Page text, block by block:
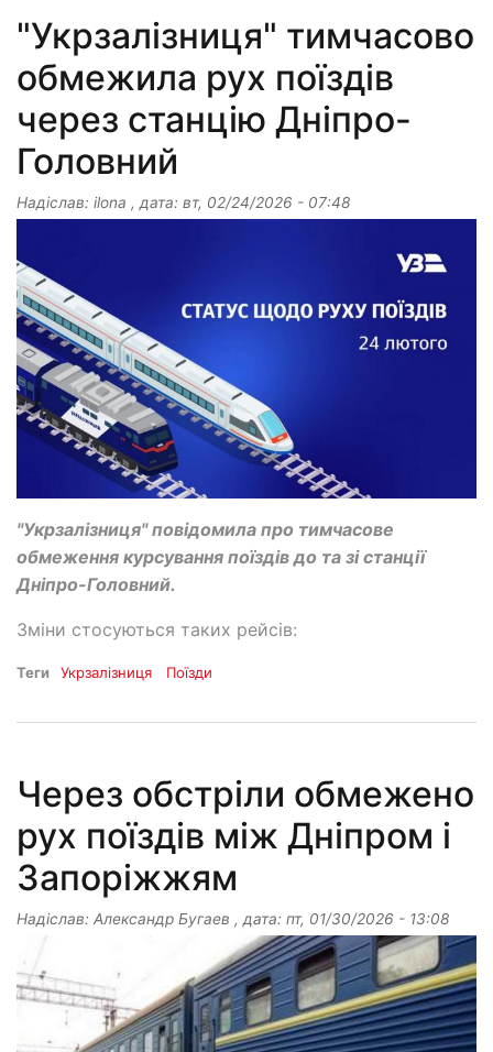
"Укрзалізниця" тимчасово
обмежила рух поїздів
через станцію Дніпро-
Головний
Надіслав: ilona , дата: вт, 02/24/2026 - 07:48
"Укрзалізниця" повідомила про тимчасове
обмеження курсування поїздів до та зі станції
Дніпро-Головний.
Зміни стосуються таких рейсів:
Теги Укрзалізниця Поїзди
Через обстріли обмежено
рух поїздів між Дніпром і
Запоріжжям
Надіслав: Александр Бугаев , дата: пт, 01/30/2026 - 13:08